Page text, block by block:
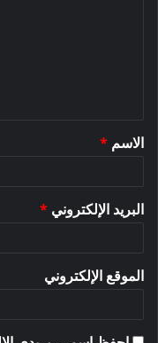
*
الاسم *
البريد الإلكتروني *
الموقع الإلكتروني